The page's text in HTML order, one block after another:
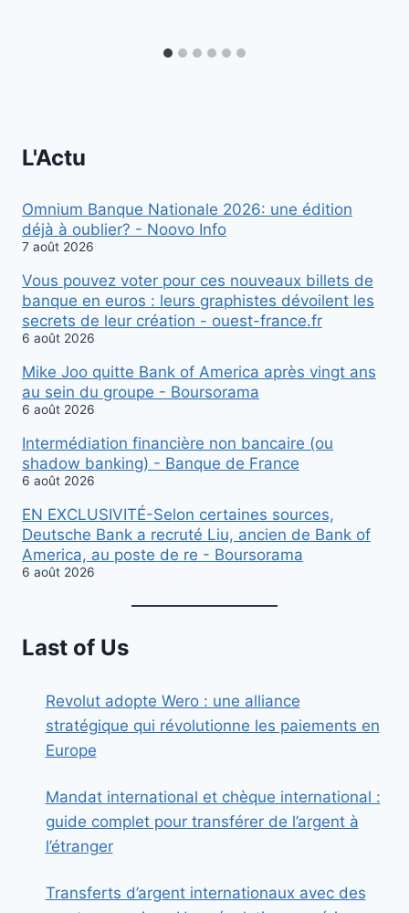
L'Actu
Omnium Banque Nationale 2026: une édition
déjà à oublier? - Noovo Info
7 août 2026
Vous pouvez voter pour ces nouveaux billets de
banque en euros : leurs graphistes dévoilent les
secrets de leur création - ouest-france.fr
6 août 2026
Mike Joo quitte Bank of America après vingt ans
au sein du groupe - Boursorama
6 août 2026
Intermédiation financière non bancaire (ou
shadow banking) - Banque de France
6 août 2026
EN EXCLUSIVITÉ-Selon certaines sources,
Deutsche Bank a recruté Liu, ancien de Bank of
America, au poste de re - Boursorama
6 août 2026
Last of Us
Revolut adopte Wero : une alliance
stratégique qui révolutionne les paiements en
Europe
Mandat international et chèque international :
guide complet pour transférer de l’argent à
l’étranger
Transferts d’argent internationaux avec des